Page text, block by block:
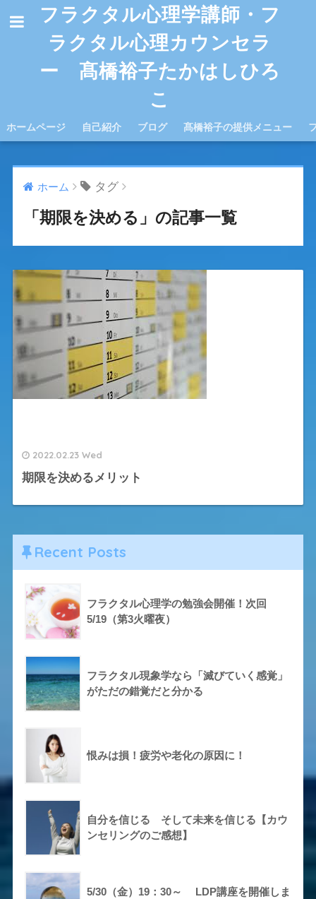
フラクタル心理学講師・フ
ラクタル心理カウンセラ
ー 髙橋裕子たかはしひろ
こ
ホームページ 自己紹介 ブログ 髙橋裕子の提供メニュー
ホーム タグ
「期限を決める」の記事一覧
2022.02.23 Wed
期限を決めるメリット
Recent Posts
フラクタル心理学の勉強会開催！次回
5/19（第3火曜夜）
フラクタル現象学なら「滅びていく感覚」
がただの錯覚だと分かる
恨みは損！疲労や老化の原因に！
自分を信じる そして未来を信じる【カウ
ンセリングのご感想】
5/30（金）19：30～ LDP講座を開催しま